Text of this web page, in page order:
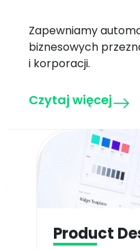
Zapewniamy
biznesowych
i korporacji.
Czytaj więcej
Product